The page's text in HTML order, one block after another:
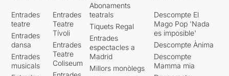
Entrades
teatre
Entrades
dansa
Entrades
musicals
Entrades
Teatre
Tívoli
Entrades
Teatre
Coliseum
Abonaments
teatrals
Tiquets Regal
Entrades
espectacles a
Madrid
Millors monòlegs
Descompte El
Mago Pop 'Nada
es imposible'
Descompte Ànima
Descompte
Mamma mia